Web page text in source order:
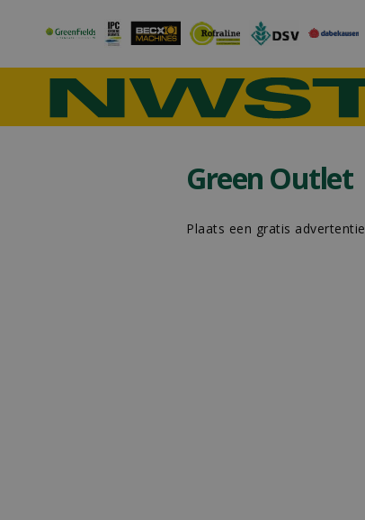
Green Outlet
Plaats een gratis advertentie